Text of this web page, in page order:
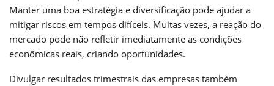
Manter uma boa estratégia e diversificação pode ajudar a
mitigar riscos em tempos difíceis. Muitas vezes, a reação do
mercado pode não refletir imediatamente as condições
econômicas reais, criando oportunidades.
Divulgar resultados trimestrais das empresas também